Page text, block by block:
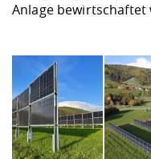
Anlage bewirtschaftet